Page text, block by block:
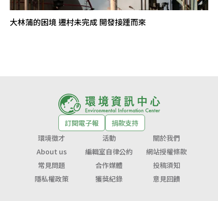
大林蒲的困境 遷村未完成 開發接踵而來
訂閱電子報
捐款支持
環境徵才
活動
關於我們
About us
編輯室自律公約
網站授權條款
常見問題
合作媒體
投稿須知
隱私權政策
獲獎紀錄 意見回饋